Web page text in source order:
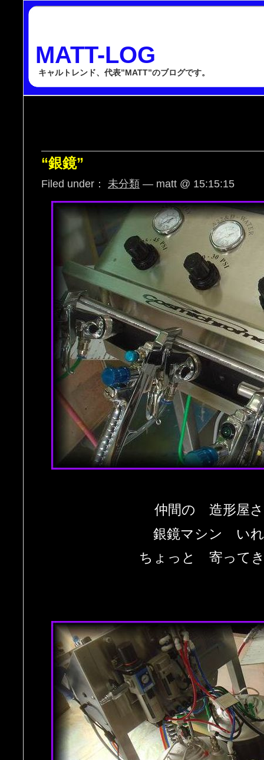
MATT-LOG
キャルトレンド、代表”MATT”のブログです。
“銀鏡”
Filed under： 未分類 — matt @ 15:15:15
仲間の 造形屋
銀鏡マシン い
ちょっと 寄って